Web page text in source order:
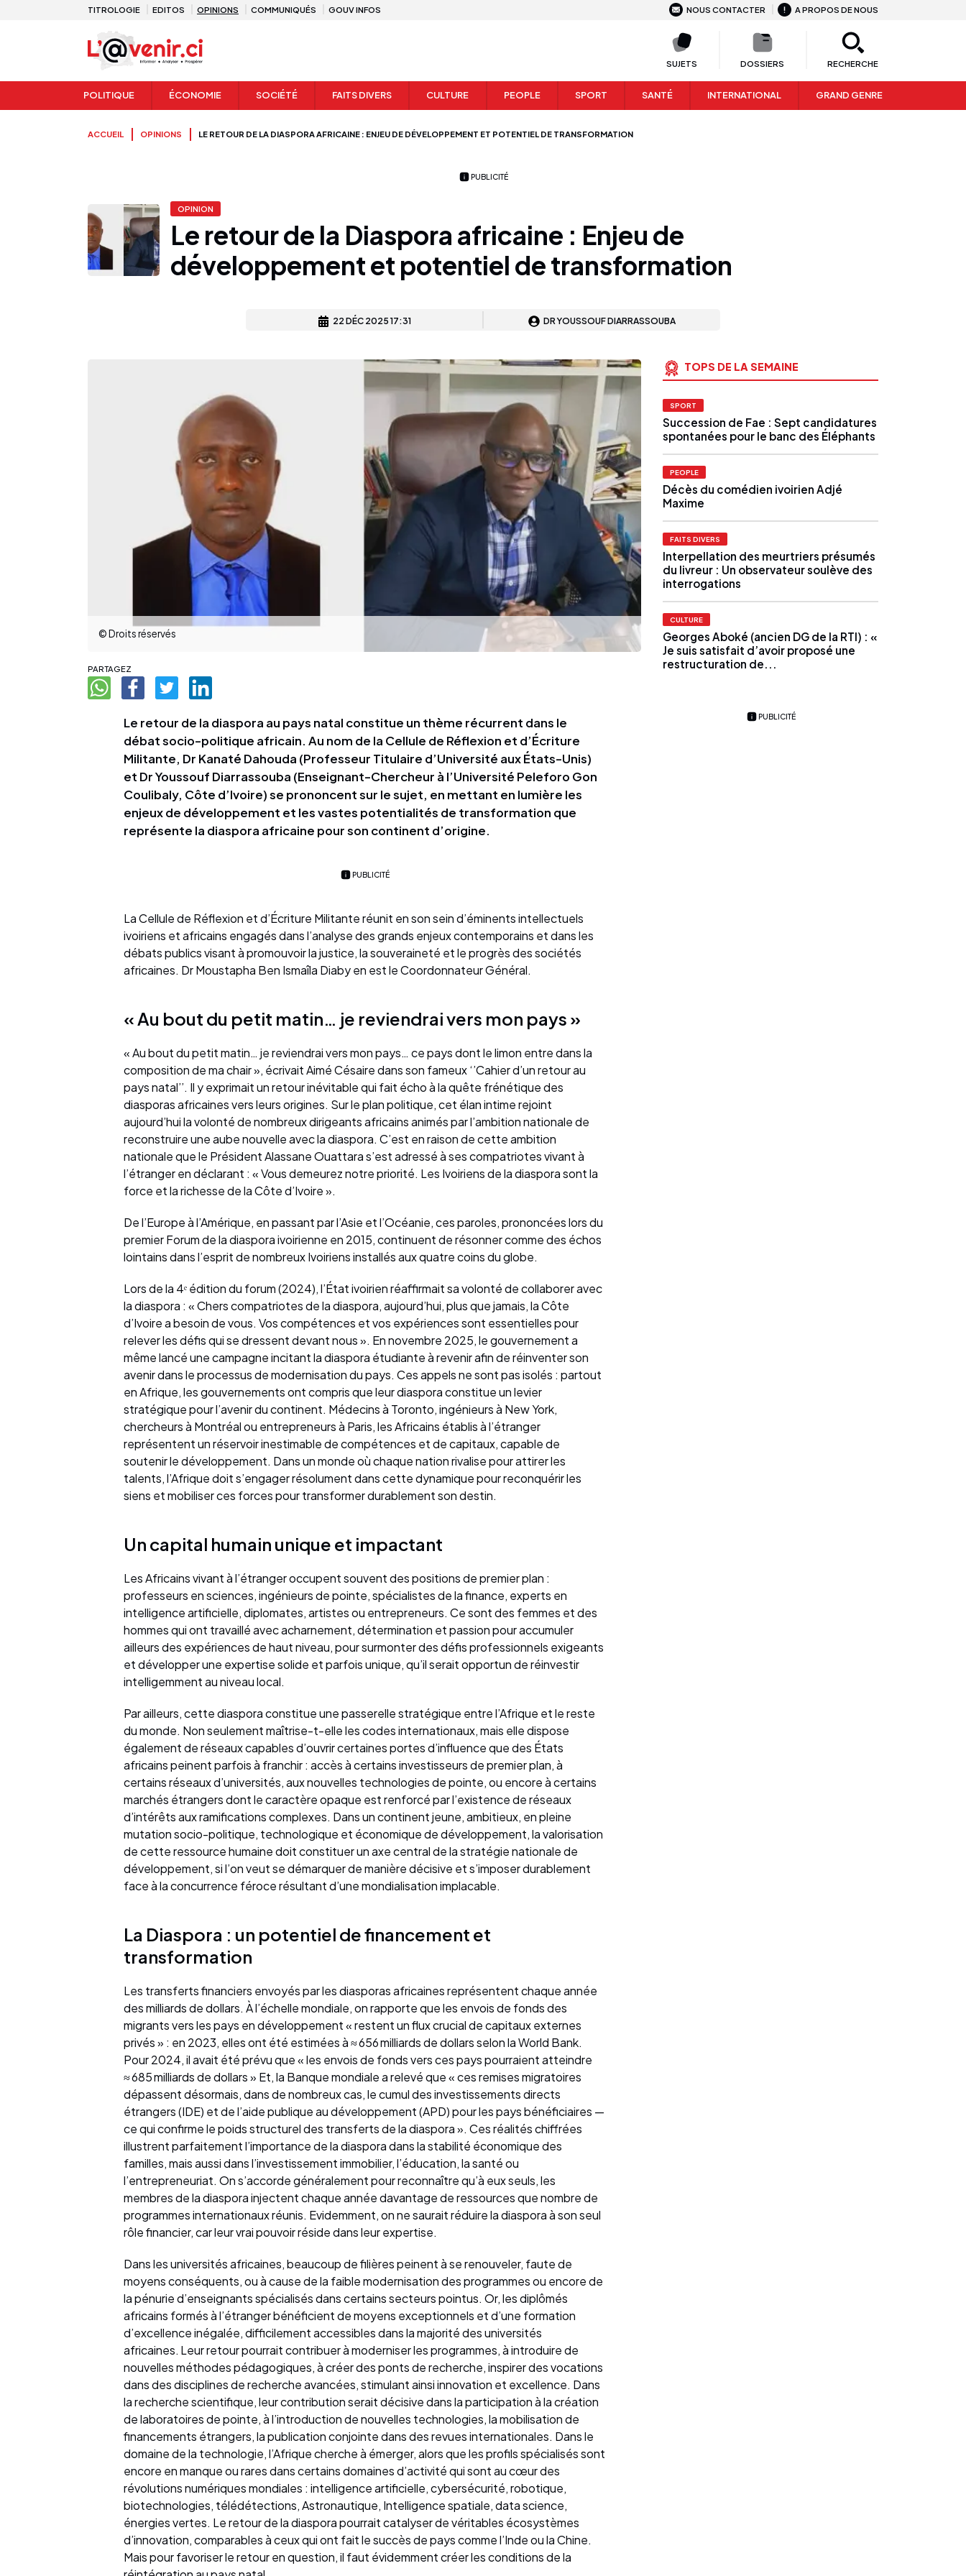
TITROLOGIE EDITOS OPINIONS COMMUNIQUÉS GOUV INFOS NOUS CONTACTER A PROPOS DE NOUS
SUJETS DOSSIERS RECHERCHE
POLITIQUE ÉCONOMIE SOCIÉTÉ FAITS DIVERS CULTURE PEOPLE SPORT SANTÉ INTERNATIONAL GRAND GENRE
ACCUEIL OPINIONS LE RETOUR DE LA DIASPORA AFRICAINE : ENJEU DE DÉVELOPPEMENT ET POTENTIEL DE TRANSFORMATION
PUBLICITÉ
OPINION
Le retour de la Diaspora africaine : Enjeu de
développement et potentiel de transformation
22 DÉC 2025 17:31 DR YOUSSOUF DIARRASSOUBA
© Droits réservés
PARTAGEZ
Le retour de la diaspora au pays natal constitue un thème récurrent dans le
débat socio-politique africain. Au nom de la Cellule de Réflexion et d’Écriture
Militante, Dr Kanaté Dahouda (Professeur Titulaire d’Université aux États-Unis)
et Dr Youssouf Diarrassouba (Enseignant-Chercheur à l’Université Peleforo Gon
Coulibaly, Côte d’Ivoire) se prononcent sur le sujet, en mettant en lumière les
enjeux de développement et les vastes potentialités de transformation que
représente la diaspora africaine pour son continent d’origine.
PUBLICITÉ
La Cellule de Réflexion et d’Écriture Militante réunit en son sein d’éminents intellectuels
ivoiriens et africains engagés dans l’analyse des grands enjeux contemporains et dans les
débats publics visant à promouvoir la justice, la souveraineté et le progrès des sociétés
africaines. Dr Moustapha Ben Ismaîla Diaby en est le Coordonnateur Général.
« Au bout du petit matin… je reviendrai vers mon pays »
« Au bout du petit matin… je reviendrai vers mon pays… ce pays dont le limon entre dans la
composition de ma chair », écrivait Aimé Césaire dans son fameux ‘’Cahier d’un retour au
pays natal’’. Il y exprimait un retour inévitable qui fait écho à la quête frénétique des
diasporas africaines vers leurs origines. Sur le plan politique, cet élan intime rejoint
aujourd’hui la volonté de nombreux dirigeants africains animés par l’ambition nationale de
reconstruire une aube nouvelle avec la diaspora. C’est en raison de cette ambition
nationale que le Président Alassane Ouattara s’est adressé à ses compatriotes vivant à
l’étranger en déclarant : « Vous demeurez notre priorité. Les Ivoiriens de la diaspora sont la
force et la richesse de la Côte d’Ivoire ».
De l’Europe à l’Amérique, en passant par l’Asie et l’Océanie, ces paroles, prononcées lors du
premier Forum de la diaspora ivoirienne en 2015, continuent de résonner comme des échos
lointains dans l’esprit de nombreux Ivoiriens installés aux quatre coins du globe.
Lors de la 4ᵉ édition du forum (2024), l’État ivoirien réaffirmait sa volonté de collaborer avec
la diaspora : « Chers compatriotes de la diaspora, aujourd’hui, plus que jamais, la Côte
d’Ivoire a besoin de vous. Vos compétences et vos expériences sont essentielles pour
relever les défis qui se dressent devant nous ». En novembre 2025, le gouvernement a
même lancé une campagne incitant la diaspora étudiante à revenir afin de réinventer son
avenir dans le processus de modernisation du pays. Ces appels ne sont pas isolés : partout
en Afrique, les gouvernements ont compris que leur diaspora constitue un levier
stratégique pour l’avenir du continent. Médecins à Toronto, ingénieurs à New York,
chercheurs à Montréal ou entrepreneurs à Paris, les Africains établis à l’étranger
représentent un réservoir inestimable de compétences et de capitaux, capable de
soutenir le développement. Dans un monde où chaque nation rivalise pour attirer les
talents, l’Afrique doit s’engager résolument dans cette dynamique pour reconquérir les
siens et mobiliser ces forces pour transformer durablement son destin.
Un capital humain unique et impactant
Les Africains vivant à l’étranger occupent souvent des positions de premier plan :
professeurs en sciences, ingénieurs de pointe, spécialistes de la finance, experts en
intelligence artificielle, diplomates, artistes ou entrepreneurs. Ce sont des femmes et des
hommes qui ont travaillé avec acharnement, détermination et passion pour accumuler
ailleurs des expériences de haut niveau, pour surmonter des défis professionnels exigeants
et développer une expertise solide et parfois unique, qu’il serait opportun de réinvestir
intelligemment au niveau local.
Par ailleurs, cette diaspora constitue une passerelle stratégique entre l’Afrique et le reste
du monde. Non seulement maîtrise-t-elle les codes internationaux, mais elle dispose
également de réseaux capables d’ouvrir certaines portes d’influence que des États
africains peinent parfois à franchir : accès à certains investisseurs de premier plan, à
certains réseaux d’universités, aux nouvelles technologies de pointe, ou encore à certains
marchés étrangers dont le caractère opaque est renforcé par l’existence de réseaux
d’intérêts aux ramifications complexes. Dans un continent jeune, ambitieux, en pleine
mutation socio-politique, technologique et économique de développement, la valorisation
de cette ressource humaine doit constituer un axe central de la stratégie nationale de
développement, si l’on veut se démarquer de manière décisive et s’imposer durablement
face à la concurrence féroce résultant d’une mondialisation implacable.
La Diaspora : un potentiel de financement et
transformation
Les transferts financiers envoyés par les diasporas africaines représentent chaque année
des milliards de dollars. À l’échelle mondiale, on rapporte que les envois de fonds des
migrants vers les pays en développement « restent un flux crucial de capitaux externes
privés » : en 2023, elles ont été estimées à ≈ 656 milliards de dollars selon la World Bank.
Pour 2024, il avait été prévu que « les envois de fonds vers ces pays pourraient atteindre
≈ 685 milliards de dollars » Et, la Banque mondiale a relevé que « ces remises migratoires
dépassent désormais, dans de nombreux cas, le cumul des investissements directs
étrangers (IDE) et de l’aide publique au développement (APD) pour les pays bénéficiaires —
ce qui confirme le poids structurel des transferts de la diaspora ». Ces réalités chiffrées
illustrent parfaitement l’importance de la diaspora dans la stabilité économique des
familles, mais aussi dans l’investissement immobilier, l’éducation, la santé ou
l’entrepreneuriat. On s’accorde généralement pour reconnaître qu’à eux seuls, les
membres de la diaspora injectent chaque année davantage de ressources que nombre de
programmes internationaux réunis. Evidemment, on ne saurait réduire la diaspora à son seul
rôle financier, car leur vrai pouvoir réside dans leur expertise.
Dans les universités africaines, beaucoup de filières peinent à se renouveler, faute de
moyens conséquents, ou à cause de la faible modernisation des programmes ou encore de
la pénurie d’enseignants spécialisés dans certains secteurs pointus. Or, les diplômés
africains formés à l’étranger bénéficient de moyens exceptionnels et d’une formation
d’excellence inégalée, difficilement accessibles dans la majorité des universités
africaines. Leur retour pourrait contribuer à moderniser les programmes, à introduire de
nouvelles méthodes pédagogiques, à créer des ponts de recherche, inspirer des vocations
dans des disciplines de recherche avancées, stimulant ainsi innovation et excellence. Dans
la recherche scientifique, leur contribution serait décisive dans la participation à la création
de laboratoires de pointe, à l’introduction de nouvelles technologies, la mobilisation de
financements étrangers, la publication conjointe dans des revues internationales. Dans le
domaine de la technologie, l’Afrique cherche à émerger, alors que les profils spécialisés sont
encore en manque ou rares dans certains domaines d’activité qui sont au cœur des
révolutions numériques mondiales : intelligence artificielle, cybersécurité, robotique,
biotechnologies, télédétections, Astronautique, Intelligence spatiale, data science,
énergies vertes. Le retour de la diaspora pourrait catalyser de véritables écosystèmes
d’innovation, comparables à ceux qui ont fait le succès de pays comme l’Inde ou la Chine.
Mais pour favoriser le retour en question, il faut évidemment créer les conditions de la
TOPS DE LA SEMAINE
SPORT
Succession de Fae : Sept candidatures
spontanées pour le banc des Éléphants
PEOPLE
Décès du comédien ivoirien Adjé
Maxime
FAITS DIVERS
Interpellation des meurtriers présumés
du livreur : Un observateur soulève des
interrogations
CULTURE
Georges Aboké (ancien DG de la RTI) : «
Je suis satisfait d’avoir proposé une
restructuration de...
PUBLICITÉ